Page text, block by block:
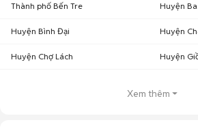
Thành phố Bến Tre Huyện Ba
Huyện Bình Đại Huyện
Huyện Chợ Lách Huyện
Xem thêm